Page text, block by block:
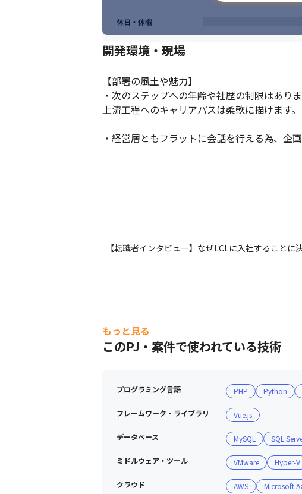
休日・休暇
開発環境・現場
【部署の風土や魅力】
・次のステップへの年齢や社歴の制限はあり
上流工程へのキャリアパスは柔軟に描けます。
・経営層ともフラットに会話を行える為、企
【転職者インタビュー】なぜLCLに入社することに
もっと見る
このPJ・案件で使われている技術
プログラミング言語 PHP Python
フレームワーク・ライブラリ Vue.js
データベース MySQL SQL
ミドルウェア・ツール VMware Hyper-V
クラウド AWS Microsoft